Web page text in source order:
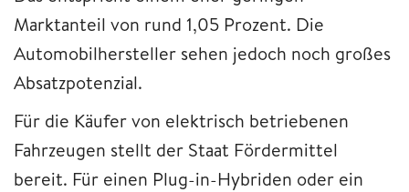
Marktanteil von rund 1,05 Prozent. Die
Automobilhersteller sehen jedoch noch großes
Absatzpotenzial.
Für die Käufer von elektrisch betriebenen
Fahrzeugen stellt der Staat Fördermittel
bereit. Für einen Plug-in-Hybriden oder ein